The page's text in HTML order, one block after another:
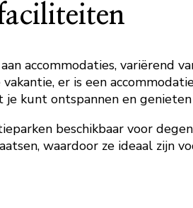
accommodaties, variërend
er is een
je kunt ontspannen en
beschikbaar voor
waardoor ze ideaal zijn